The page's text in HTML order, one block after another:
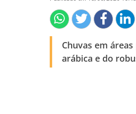
Chuvas em
arábica e do